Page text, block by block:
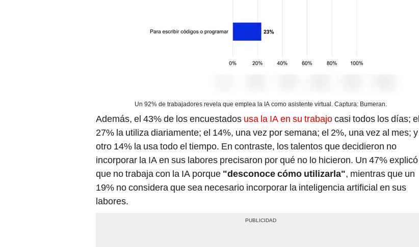
Un 92% de trabajadores revela que emplea la IA como asistente virtual. Captura: Bumeran.
Además, el 43% de los encuestados usa la IA en su trabajocasi todos los días; el
27% la utiliza diariamente; el 14%, una vez por semana; el 2%, una vez al mes; y
otro 14% la usa todo el tiempo. En contraste, los talentos que decidieron no
incorporar la IA en sus labores precisaron por qué no lo hicieron. Un 47% explicó
que no trabaja con la IA porque "desconoce cómo utilizarla", mientras que un
19% no considera que sea necesario incorporar la inteligencia artificial en sus
labores.